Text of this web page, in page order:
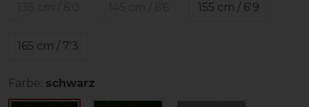
155 cm / 6'9
165 cm / 7'3
Farbe: schwarz